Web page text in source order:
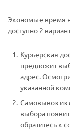
Экономьте время
доступно 2
Курьерская
предложит
адрес.
указанной
Самовывоз из
выбора
обратитесь к